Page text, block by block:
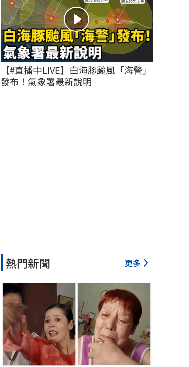
【#直播中LIVE】白海豚颱風「海警」
發布！氣象署最新說明
熱門新聞 更多